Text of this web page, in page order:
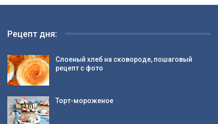
Рецепт дня:
Слоеный хлеб на сковороде, пошаговый
рецепт с фото
Торт-мороженое